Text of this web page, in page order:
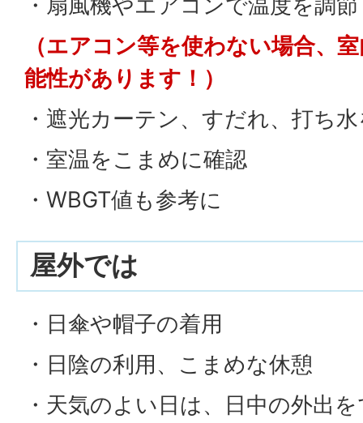
（エアコン等を使わない場合、
能性があります！）
・遮光カーテン、すだれ、打ち
・室温をこまめに確認
・WBGT値も参考に
屋外では
・日傘や帽子の着用
・日陰の利用、こまめな休憩
・天気のよい日は、日中の外出